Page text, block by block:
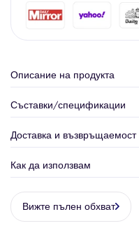
Описание на продукта
Съставки/спецификации
Доставка и
Как да използвам
Вижте пълен обхват